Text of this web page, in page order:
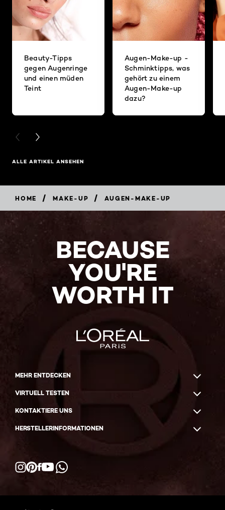
Beauty-Tipps
gegen Augenringe
und einen müden
Teint
Augen-Make-up -
Schminktipps, was
gehört zu einem
Augen-Make-up
dazu?
PREVIOUS CARD
NEXT CARD
ALLE ARTIKEL ANSEHEN
HOME / MAKE-UP / AUGEN-MAKE-UP
BECAUSE
YOU'RE
WORTH IT
MEHR ENTDECKEN
VIRTUELL TESTEN
KONTAKTIERE UNS
HERSTELLERINFORMATIONEN
Facebook
YouTube